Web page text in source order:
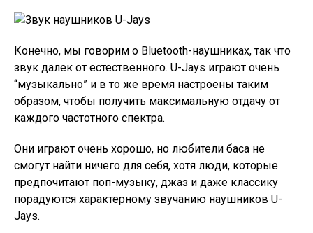
Конечно, мы говорим о Bluetooth-наушниках, так что
звук далек от естественного. U-Jays играют очень
“музыкально” и в то же время настроены таким
образом, чтобы получить максимальную отдачу от
каждого частотного спектра.
Они играют очень хорошо, но любители баса не
смогут найти ничего для себя, хотя люди, которые
предпочитают поп-музыку, джаз и даже классику
порадуются характерному звучанию наушников U-
Jays.